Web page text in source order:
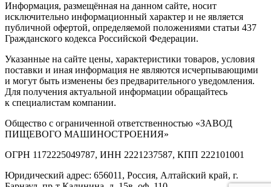
Информация, размещённая на данном сайте, носит
исключительно информационный характер и не является
публичной офертой, определяемой положениями статьи 437
Гражданского кодекса Российской Федерации.
Указанные на сайте цены, характеристики товаров, условия
поставки и иная информация не являются исчерпывающими
и могут быть изменены без предварительного уведомления.
Для получения актуальной информации обращайтесь
к специалистам компании.
Общество с ограниченной ответственностью «ЗАВОД
ПИЩЕВОГО МАШИНОСТРОЕНИЯ»
ОГРН 1172225049787, ИНН 2221237587, КПП 222101001
Юридический адрес: 656011, Россия, Алтайский край, г.